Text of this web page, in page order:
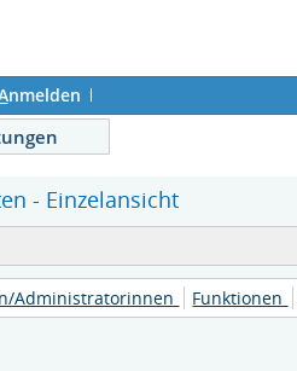
nmelden
- Einzelansicht
Administratorinnen Funktionen